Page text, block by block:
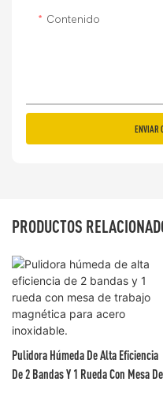
Contenido
ENVIAR
PRODUCTOS
Pulidora Húmeda De Alta Eficiencia
De 2 Bandas Y 1 Rueda Con Mesa De